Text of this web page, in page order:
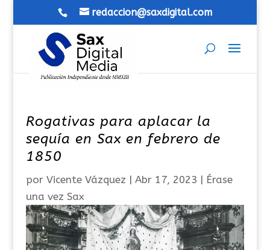
redaccion@saxdigital.com
Rogativas para aplacar la
sequía en Sax en febrero de
1850
por Vicente Vázquez | Abr 17, 2023 | Érase
una vez Sax